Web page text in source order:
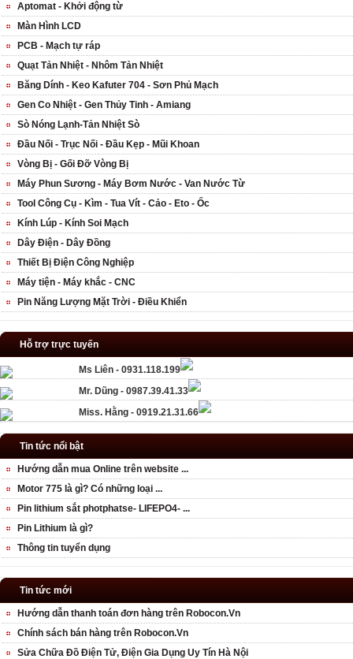
Aptomat - Khởi động từ
Màn Hình LCD
PCB - Mạch tự ráp
Quạt Tản Nhiệt - Nhôm Tản Nhiệt
Băng Dính - Keo Kafuter 704 - Sơn Phủ Mạch
Gen Co Nhiệt - Gen Thủy Tinh - Amiang
Sò Nóng Lạnh-Tản Nhiệt Sò
Đầu Nối - Trục Nối - Đầu Kẹp - Mũi Khoan
Vòng Bị - Gối Đỡ Vòng Bị
Máy Phun Sương - Máy Bơm Nước - Van Nước Từ
Tool Công Cụ - Kìm - Tua Vít - Cảo - Eto - Ốc
Kính Lúp - Kính Soi Mạch
Dây Điện - Dây Đồng
Thiết Bị Điện Công Nghiệp
Máy tiện - Máy khắc - CNC
Pin Năng Lượng Mặt Trời - Điều Khiển
Hỗ trợ trực tuyến
Ms Liên - 0931.118.199
Mr. Dũng - 0987.39.41.33
Miss. Hằng - 0919.21.31.66
Tin tức nổi bật
Hướng dẫn mua Online trên website ...
Motor 775 là gì? Có những loại ...
Pin lithium sắt photphatse- LIFEPO4- ...
Pin Lithium là gì?
Thông tin tuyển dụng
Tin tức mới
Hướng dẫn thanh toán đơn hàng trên Robocon.Vn
Chính sách bán hàng trên Robocon.Vn
Sửa Chữa Đồ Điện Tử, Điện Gia Dụng Uy Tín Hà Nội